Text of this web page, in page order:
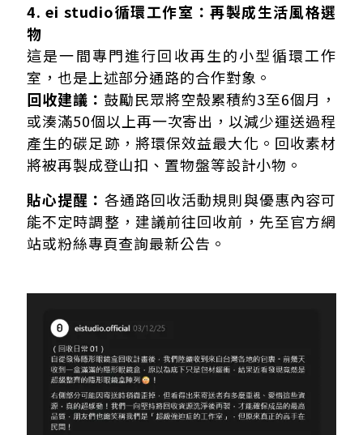
4. ei studio循環工作室：再製成生活風格選
物
這是一間專門進行回收再生的小型循環工作
室，也是上述部分通路的合作對象。
回收建議： 鼓勵民眾將空殼累積約3至6個月，
或湊滿50個以上再一次寄出，以減少運送過程
產生的碳足跡，將環保效益最大化。回收素材
將被再製成登山扣、置物盤等設計小物。
貼心提醒： 各通路回收活動規則與優惠內容可
能不定時調整，建議前往回收前，先至官方網
站或粉絲專頁查詢最新公告。